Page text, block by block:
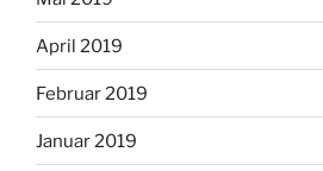
April 2019
Februar 2019
Januar 2019